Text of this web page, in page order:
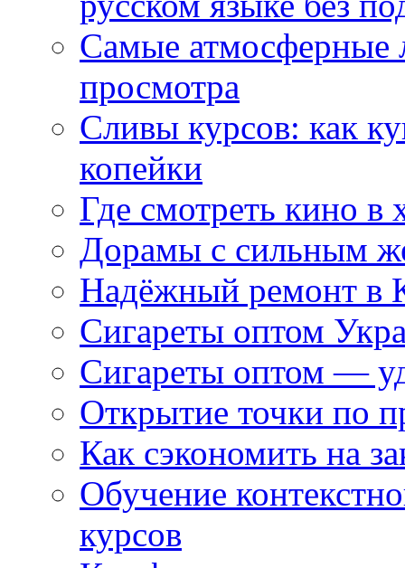
Самые атмосферные
просмотра
Сливы курсов: как
копейки
Где смотреть кино в
Дорамы с сильным
Надёжный ремонт в
Сигареты оптом
Сигареты оптом —
Открытие точки по
Как сэкономить на
Обучение
курсов